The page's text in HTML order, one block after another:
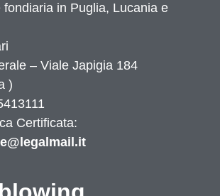
in Puglia, Lucania e
– Viale Japigia 184
)
Certificata: